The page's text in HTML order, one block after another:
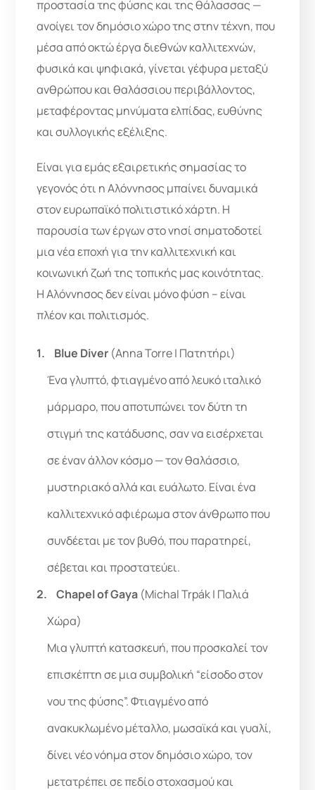
προστασία της φύσης και της θάλασσας —
ανοίγει τον δημόσιο χώρο της στην τέχνη, που
μέσα από οκτώ έργα διεθνών καλλιτεχνών,
φυσικά και ψηφιακά, γίνεται γέφυρα μεταξύ
ανθρώπου και θαλάσσιου περιβάλλοντος,
μεταφέροντας μηνύματα ελπίδας, ευθύνης
και συλλογικής εξέλιξης.
Είναι για εμάς εξαιρετικής σημασίας το
γεγονός ότι η Αλόννησος μπαίνει δυναμικά
στον ευρωπαϊκό πολιτιστικό χάρτη. Η
παρουσία των έργων στο νησί σηματοδοτεί
μια νέα εποχή για την καλλιτεχνική και
κοινωνική ζωή της τοπικής μας κοινότητας.
Η Αλόννησος δεν είναι μόνο φύση – είναι
πλέον και πολιτισμός.
Blue Diver (Anna Torre | Πατητήρι)
Ένα γλυπτό, φτιαγμένο από λευκό ιταλικό
μάρμαρο, που αποτυπώνει τον δύτη τη
στιγμή της κατάδυσης, σαν να εισέρχεται
σε έναν άλλον κόσμο — τον θαλάσσιο,
μυστηριακό αλλά και ευάλωτο. Είναι ένα
καλλιτεχνικό αφιέρωμα στον άνθρωπο που
συνδέεται με τον βυθό, που παρατηρεί,
σέβεται και προστατεύει.
Chapel of Gaya (Michal Trpák | Παλιά
Χώρα)
Μια γλυπτή κατασκευή, που προσκαλεί τον
επισκέπτη σε μια συμβολική “είσοδο στον
νου της φύσης”. Φτιαγμένο από
ανακυκλωμένο μέταλλο, μωσαϊκά και γυαλί,
δίνει νέο νόημα στον δημόσιο χώρο, τον
μετατρέπει σε πεδίο στοχασμού και